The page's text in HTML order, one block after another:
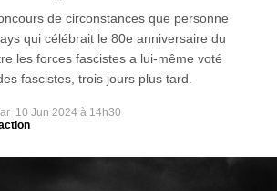
de circonstances que personne
qui célébrait le 80e anniversaire du
les forces fascistes a lui-même voté
fascistes, trois jours plus tard.
10 Jun 2024 à 14h30